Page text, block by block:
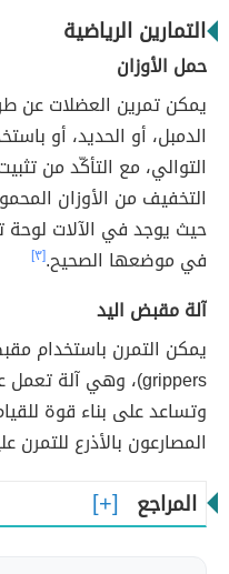
التمارين الرياضية
حمل الأوزان
يمكن تمرين العضلات عن
التوالي، مع التأكّد من
التخفيف من الأوزان
حيث يوجد في الآلات لوحة
في موضعها الصحيح.[٣]
آلة مقبض اليد
grippers)، وهي آلة تعمل على
وتساعد على بناء قوة
المصارعون بالأذرع للتمرن
المراجع